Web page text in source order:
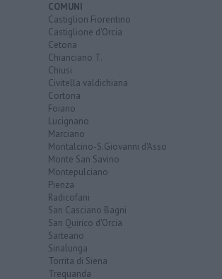
COMUNI
Castiglion Fiorentino
Castiglione d'Orcia
Cetona
Chianciano T.
Chiusi
Civitella valdichiana
Cortona
Foiano
Lucignano
Marciano
Montalcino-S.Giovanni d'Asso
Monte San Savino
Montepulciano
Pienza
Radicofani
San Casciano Bagni
San Quirico d'Orcia
Sarteano
Sinalunga
Torrita di Siena
Trequanda